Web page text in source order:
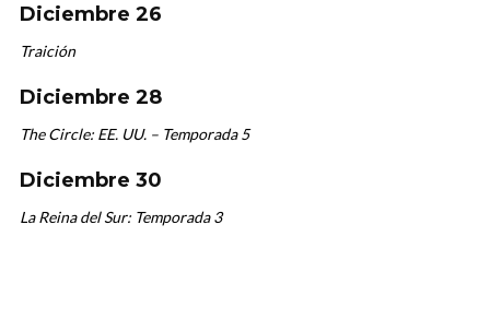
Diciembre 26
Traición
Diciembre 28
The Circle: EE. UU. – Temporada 5
Diciembre 30
La Reina del Sur: Temporada 3